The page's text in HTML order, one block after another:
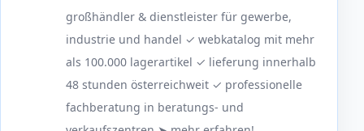
großhändler & dienstleister für gewerbe,
industrie und handel ✓ webkatalog mit mehr
als 100.000 lagerartikel ✓ lieferung innerhalb
48 stunden österreichweit ✓ professionelle
fachberatung in beratungs- und